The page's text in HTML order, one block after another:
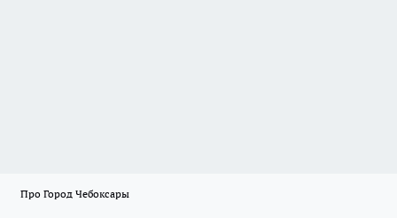
Про Город Чебоксары